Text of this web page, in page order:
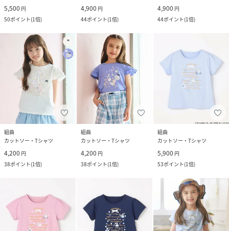
5,500 円
50ポイント(1倍)
4,900 円
44ポイント(1倍)
4,900 円
44ポイント(1倍)
組曲
カットソー・Tシャツ
4,200 円
38ポイント(1倍)
組曲
カットソー・Tシャツ
4,200 円
38ポイント(1倍)
組曲
カットソー・Tシャツ
5,900 円
53ポイント(1倍)